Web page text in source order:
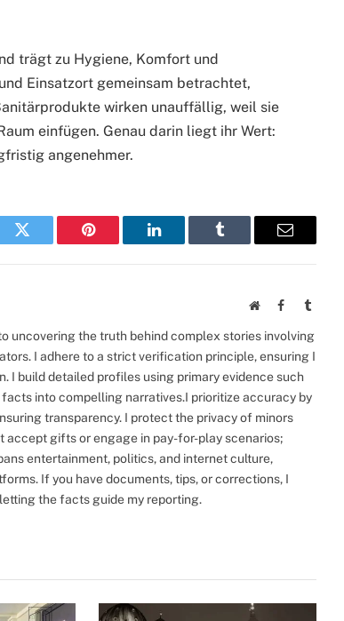
trägt zu Hygiene, Komfort und
Einsatzort gemeinsam betrachtet,
wirken unauffällig, weil sie
einfügen. Genau darin liegt ihr Wert:
angenehmer.
Twitter Pinterest LinkedIn Tumblr Email
WebsiteFacebookTumblr
uncovering the truth behind complex stories involving
I adhere to a strict verification principle, ensuring I
I build detailed profiles using primary evidence such
into compelling narratives.I prioritize accuracy by
transparency. I protect the privacy of minors
accept gifts or engage in pay-for-play scenarios;
entertainment, politics, and internet culture,
If you have documents, tips, or corrections, I
the facts guide my reporting.